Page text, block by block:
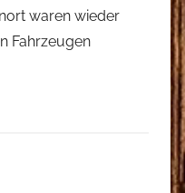
waren wieder
Fahrzeugen